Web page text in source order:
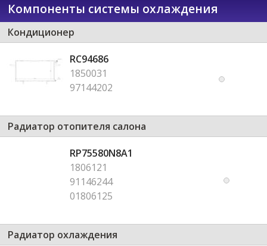
Компоненты системы охлаждения
Кондиционер
RC94686
1850031
97144202
Радиатор отопителя салона
RP75580N8A1
1806121
91146244
01806125
Радиатор охлаждения